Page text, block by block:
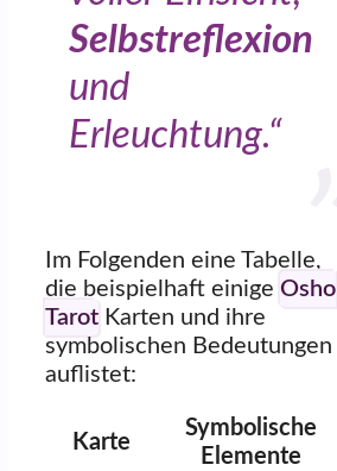
Selbstreflexion
und
Erleuchtung.“
Im Folgenden eine Tabelle,
die beispielhaft einige Osho
Tarot Karten und ihre
symbolischen Bedeutungen
auflistet:
Karte
Symbolische
Elemente